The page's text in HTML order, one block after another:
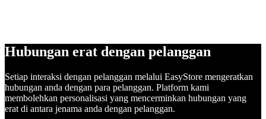
Hubungan erat dengan pelanggan
Setiap interaksi dengan pelanggan melalui EasyStore mengeratkan
hubungan anda dengan para pelanggan. Platform kami
membolehkan personalisasi yang mencerminkan hubungan yang
erat di antara jenama anda dengan pelanggan.